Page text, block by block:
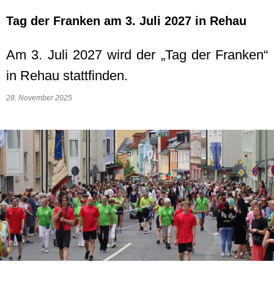
Tag der Franken am 3. Juli 2027 in Rehau
Am 3. Juli 2027 wird der „Tag der Franken“
in Rehau stattfinden.
28. November 2025